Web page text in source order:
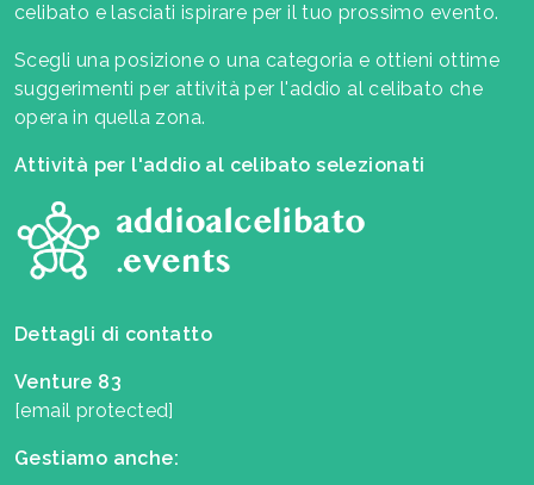
celibato e lasciati ispirare per il tuo prossimo evento.
Scegli una posizione o una categoria e ottieni ottime
suggerimenti per attività per l'addio al celibato che
opera in quella zona.
Attività per l'addio al celibato selezionati
Dettagli di contatto
Venture 83
[email protected]
Gestiamo anche: